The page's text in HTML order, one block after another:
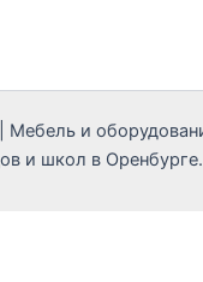
и
и школ в Оренбурге.